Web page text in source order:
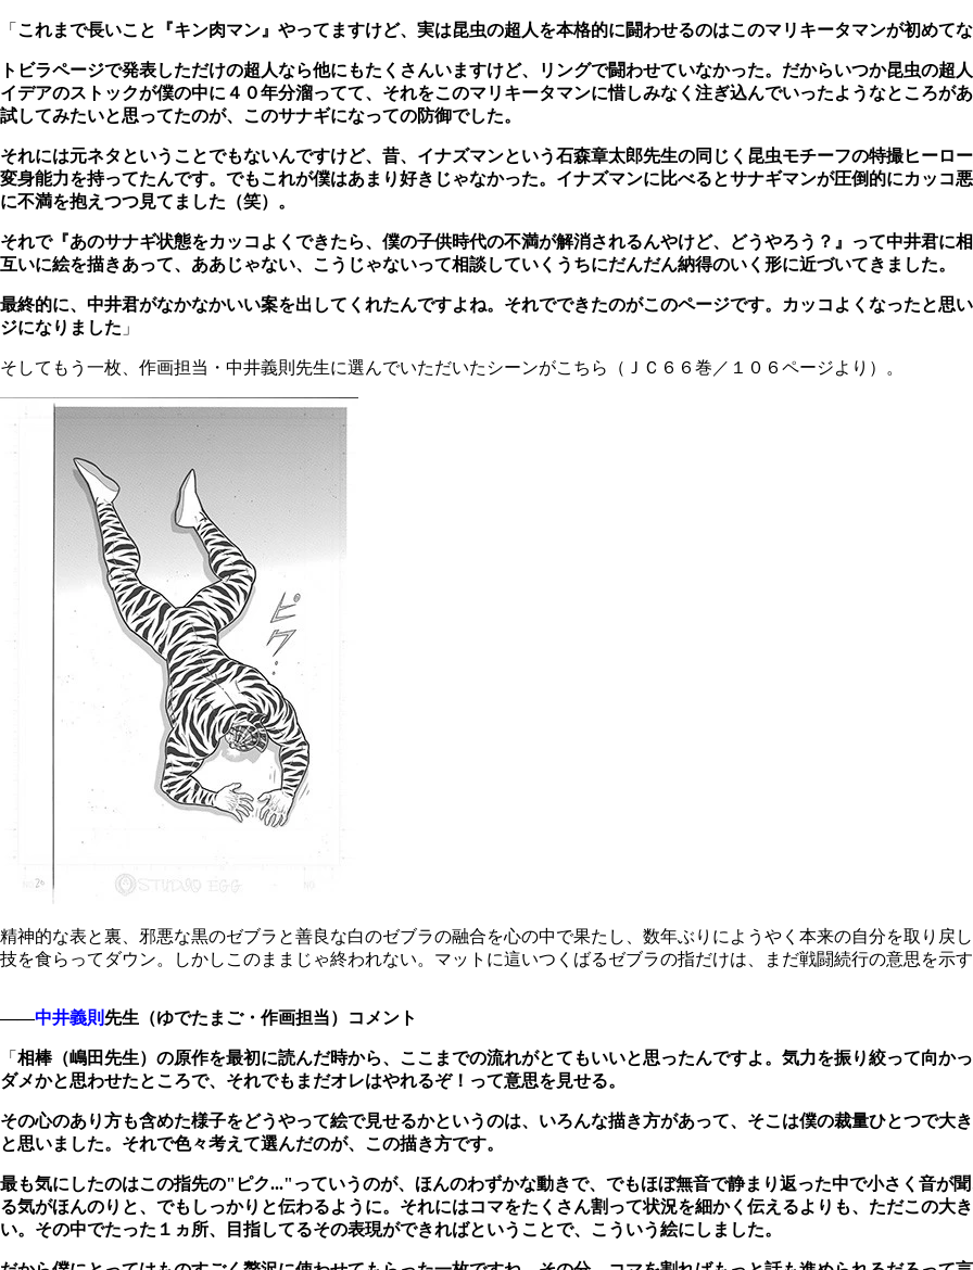
「 これまで長いこと『キン肉マン』やってますけど、実は昆虫の超人を本格的に闘わせるのはこのマリキータマンが初めてな
トビラページで発表しただけの超人なら他にもたくさんいますけど、リングで闘わせていなかった。だからいつか昆虫の
イデアのストックが僕の中に４０年分溜ってて、それをこのマリキータマンに惜しみなく注ぎ込んでいったようなところが
試してみたいと思ってたのが、このサナギになっての防御でした。
それには元ネタということでもないんですけど、昔、イナズマンという石森章太郎先生の同じく昆虫モチーフの特撮ヒーロ
変身能力を持ってたんです。でもこれが僕はあまり好きじゃなかった。イナズマンに比べるとサナギマンが圧倒的にカッコ
に不満を抱えつつ見てました（笑）。
それで『あのサナギ状態をカッコよくできたら、僕の子供時代の不満が解消されるんやけど、どうやろう？』って中井君に
互いに絵を描きあって、ああじゃない、こうじゃないって相談していくうちにだんだん納得のいく形に近づいてきました。
最終的に、中井君がなかなかいい案を出してくれたんですよね。それでできたのがこのページです。カッコよくなったと
ジになりました 」
そしてもう一枚、作画担当・中井義則先生に選んでいただいたシーンがこちら（ＪＣ６６巻／１０６ページより）。
精神的な表と裏、邪悪な黒のゼブラと善良な白のゼブラの融合を心の中で果たし、数年ぶりにようやく本来の自分を取り戻
技を食らってダウン。しかしこのままじゃ終われない。マットに這いつくばるゼブラの指だけは、まだ戦闘続行の意思を示す
――中井義則先生（ゆでたまご・作画担当）コメント
「 相棒（嶋田先生）の原作を最初に読んだ時から、ここまでの流れがとてもいいと思ったんですよ。気力を振り絞って向か
ダメかと思わせたところで、それでもまだオレはやれるぞ！って意思を見せる。
その心のあり方も含めた様子をどうやって絵で見せるかというのは、いろんな描き方があって、そこは僕の裁量ひとつで大
と思いました。それで色々考えて選んだのが、この描き方です。
最も気にしたのはこの指先の"ピク..."っていうのが、ほんのわずかな動きで、でもほぼ無音で静まり返った中で小さく音が
る気がほんのりと、でもしっかりと伝わるように。それにはコマをたくさん割って状況を細かく伝えるよりも、ただこの大
い。その中でたった１ヵ所、目指してるその表現ができればということで、こういう絵にしました。